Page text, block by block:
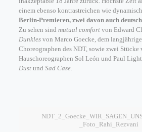
entsperren
einem ebenso kontrastreichen wie
Berlin-Premieren, zwei davon auch
Zu sehen sind mutual comfort von Edward
Dunkles von Marco Goecke, dem
Choreographen des NDT, sowie zwei Stücke
Hauschoreographen Sol León und Paul
Dustund Sad Case.
_Foto_Rahi_Rezvani